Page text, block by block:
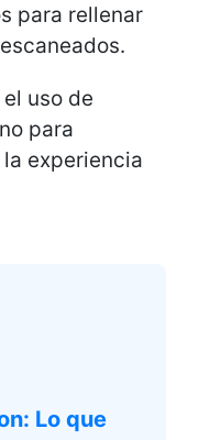
para rellenar
uso de
para
experiencia
Lo que